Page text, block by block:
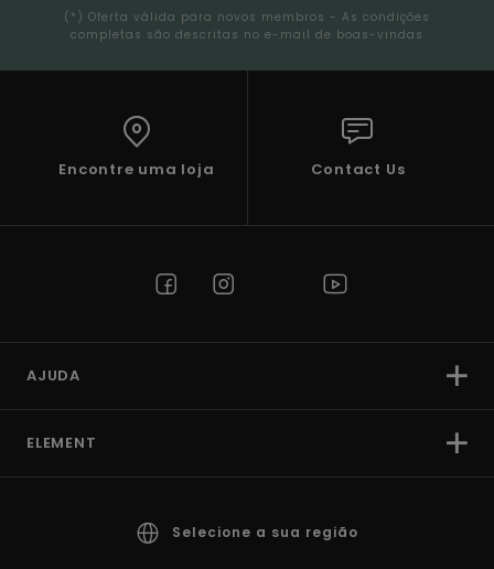
(*) Oferta válida para novos membros - As condições
completas são descritas no e-mail de boas-vindas
Encontre uma loja Contact Us
AJUDA
ELEMENT
Selecione a sua região